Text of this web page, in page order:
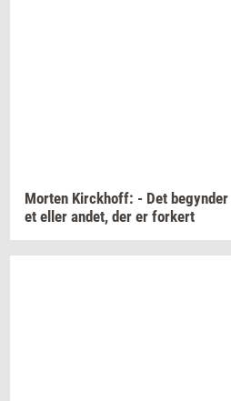
Mor­ten Kirck­hoff: - Det be­gyn­der
et eller andet, der er for­kert